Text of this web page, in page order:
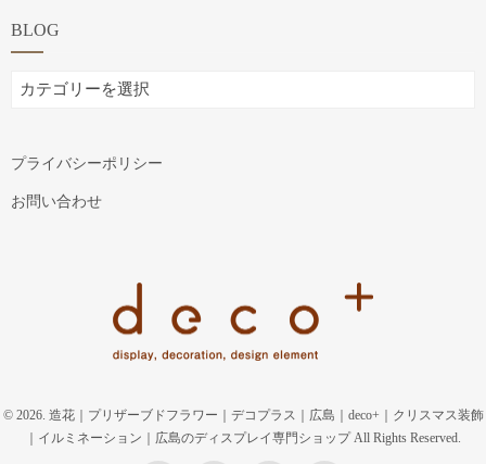
BLOG
BLOG
プライバシーポリシー
お問い合わせ
© 2026. 造花｜プリザーブドフラワー｜デコプラス｜広島｜deco+｜クリスマス装飾
｜イルミネーション｜広島のディスプレイ専門ショップ All Rights Reserved.